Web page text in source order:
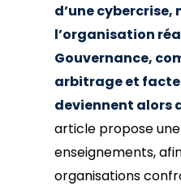
d’une
l’organisation
Gouvernance,
arbitrage et
deviennent alors
article propose
enseignements,
organisations